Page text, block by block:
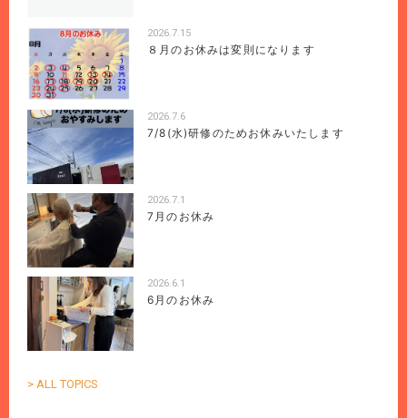
2026.7.15
８月のお休みは変則になります
2026.7.6
7/8(水)研修のためお休みいたします
2026.7.1
7月のお休み
2026.6.1
6月のお休み
> ALL TOPICS